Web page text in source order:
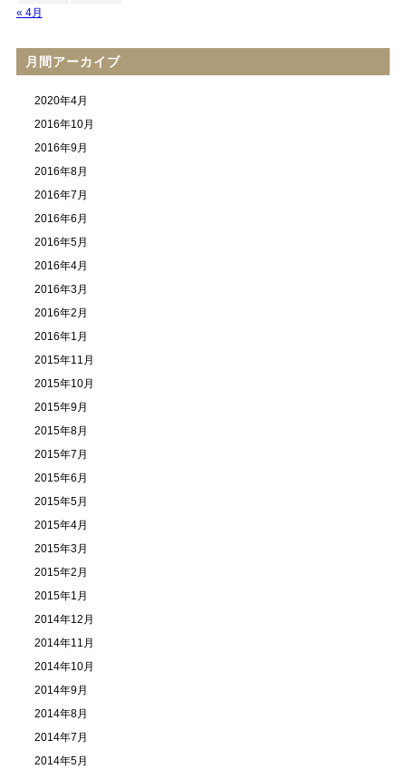
« 4月
月間アーカイブ
2020年4月
2016年10月
2016年9月
2016年8月
2016年7月
2016年6月
2016年5月
2016年4月
2016年3月
2016年2月
2016年1月
2015年11月
2015年10月
2015年9月
2015年8月
2015年7月
2015年6月
2015年5月
2015年4月
2015年3月
2015年2月
2015年1月
2014年12月
2014年11月
2014年10月
2014年9月
2014年8月
2014年7月
2014年5月